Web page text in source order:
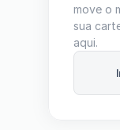
move o
sua
aqui.